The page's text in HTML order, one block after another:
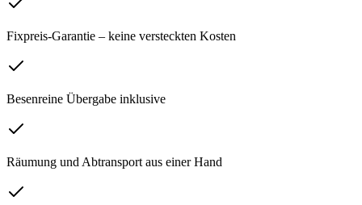
Fixpreis-Garantie – keine versteckten Kosten
Besenreine Übergabe inklusive
Räumung und Abtransport aus einer Hand